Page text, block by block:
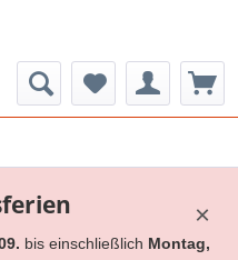
×
bis einschließlich Montag,